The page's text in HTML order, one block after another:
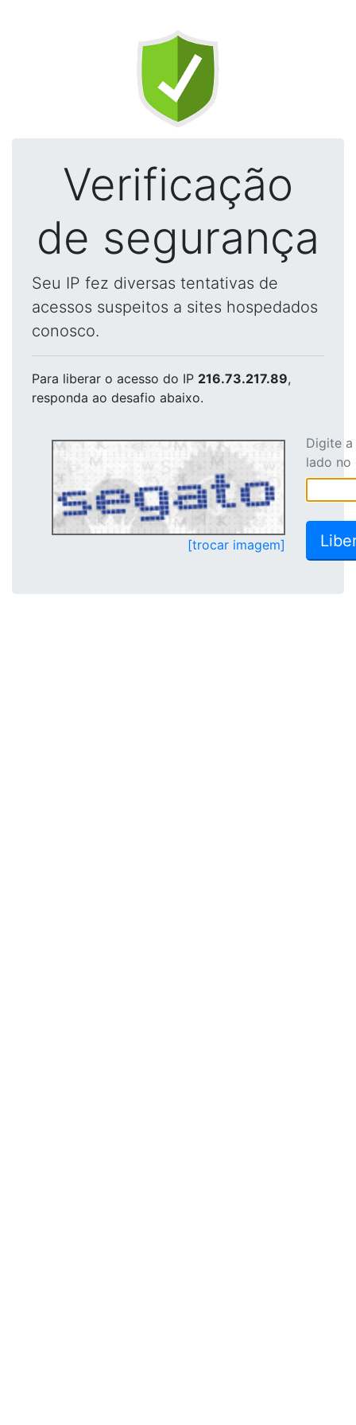
Verificação
de segurança
Seu IP fez diversas tentativas de
acessos suspeitos a sites hospedados
conosco.
Para liberar o acesso do IP 216.73.217.89,
responda ao desafio abaixo.
[trocar imagem]
Digite
lado no